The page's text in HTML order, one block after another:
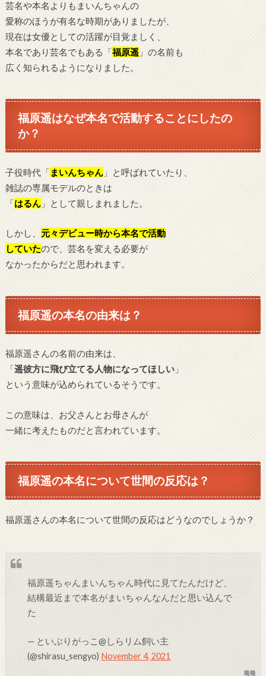
芸名や本名よりもまいんちゃんの
愛称のほうが有名な時期がありましたが、
現在は女優としての活躍が目覚ましく、
本名であり芸名でもある「福原遥」の名前も
広く知られるようになりました。
福原遥はなぜ本名で活動することにしたの
か？
子役時代「 まいんちゃん」と呼ばれていたり、
雑誌の専属モデルのときは
「はるん」として親しまれました。
しかし、 元々デビュー時から本名で活動
していたので、芸名を変える必要が
なかったからだと思われます。
福原遥の本名の由来は？
福原遥さんの名前の由来は、
「遥彼方に飛び立てる人物になってほしい」
という意味が込められているそうです。
この意味は、お父さんとお母さんが
一緒に考えたものだと言われています。
福原遥の本名について世間の反応は？
福原遥さんの本名について世間の反応はどうなのでしょうか？
福原遥ちゃんまいんちゃん時代に見てたんだけど、
結構最近まで本名がまいちゃんなんだと思い込んで
た
— といぶりがっこ@しらリム飼い主
(@shirasu_sengyo) November 4, 2021